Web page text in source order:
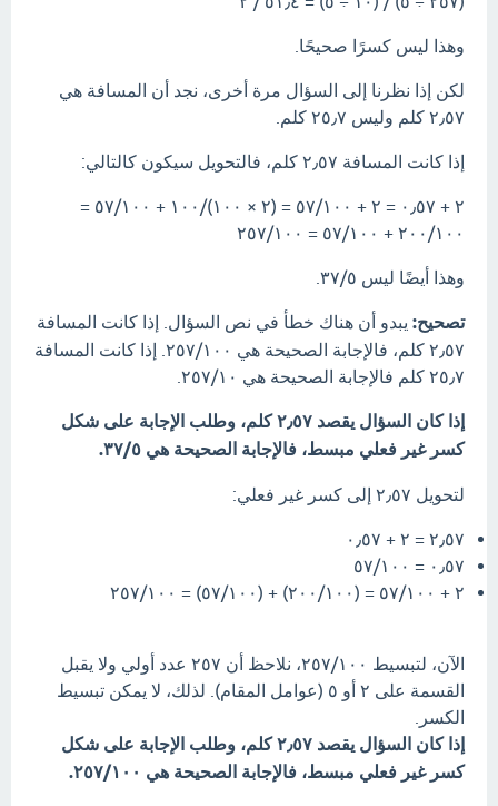
وهذا ليس كسرًا صحيحًا.
لكن إذا نظرنا إلى السؤال مرة أخرى، نجد أن المسافة هي
٢٫٥٧ كلم وليس ٢٥٫٧ كلم.
إذا كانت المسافة ٢٫٥٧ كلم، فالتحويل سيكون كالتالي:
٢ + ٠٫٥٧ = ٢ + ٥٧/١٠٠ = (٢ × ١٠٠)/١٠٠ + ٥٧/١٠٠ =
٢٠٠/١٠٠ + ٥٧/١٠٠ = ٢٥٧/١٠٠
وهذا أيضًا ليس ٣٧/٥.
تصحيح: يبدو أن هناك خطأ في نص السؤال. إذا كانت المسافة
٢٫٥٧ كلم، فالإجابة الصحيحة هي ٢٥٧/١٠٠. إذا كانت المسافة
٢٥٫٧ كلم فالإجابة الصحيحة هي ٢٥٧/١٠.
إذا كان السؤال يقصد ٢٫٥٧ كلم، وطلب الإجابة على شكل
كسر غير فعلي مبسط، فالإجابة الصحيحة هي ٣٧/٥.
لتحويل ٢٫٥٧ إلى كسر غير فعلي:
٢٫٥٧ = ٢ + ٠٫٥٧
٠٫٥٧ = ٥٧/١٠٠
٢ + ٥٧/١٠٠ = (٢٠٠/١٠٠) + (٥٧/١٠٠) = ٢٥٧/١٠٠
الآن، لتبسيط ٢٥٧/١٠٠، نلاحظ أن ٢٥٧ عدد أولي ولا يقبل
القسمة على ٢ أو ٥ (عوامل المقام). لذلك، لا يمكن تبسيط
الكسر.
إذا كان السؤال يقصد ٢٫٥٧ كلم، وطلب الإجابة على شكل
كسر غير فعلي مبسط، فالإجابة الصحيحة هي ٢٥٧/١٠٠.